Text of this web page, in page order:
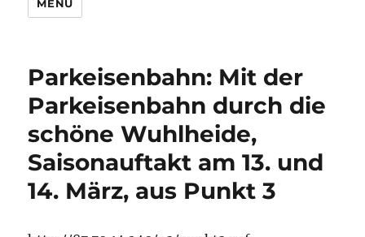
MENÜ
Parkeisenbahn: Mit der
Parkeisenbahn durch die
schöne Wuhlheide,
Saisonauftakt am 13. und
14. März, aus Punkt 3